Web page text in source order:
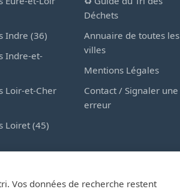
Indre (36)
Indre-et-
Loir-et-Cher
Loiret (45)
Déchets
Annuaire de toutes les
villes
Mentions Légales
Contact / Signaler une
erreur
privé, non affilié aux collectivités.
Vos données de recherche restent